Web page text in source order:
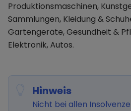
Produktionsmaschinen,
Sammlungen, Kleidung &
Gartengeräte, Gesundheit &
Elektronik, Autos.
Hinweis
Nicht bei allen